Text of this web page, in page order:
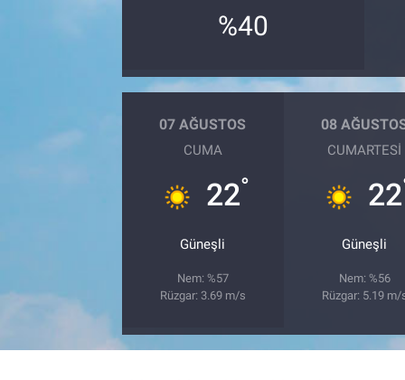
%40
07 AĞUSTOS
CUMA
22°
Güneşli
Nem: %57
Rüzgar: 3.69 m/s
08
CUMARTESI
22
Güneşli
Nem: %56
Rüzgar: 5.19 m/